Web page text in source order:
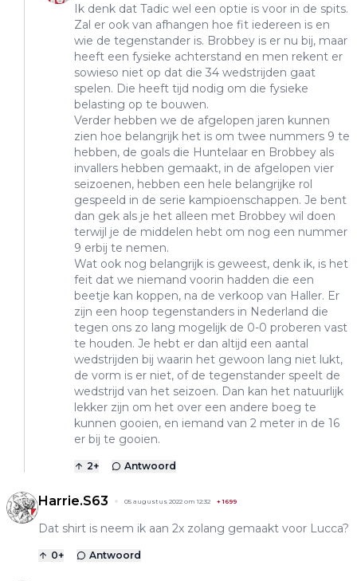
Ik denk dat Tadic wel een optie is voor in de spits.
Zal er ook van afhangen hoe fit iedereen is en
wie de tegenstander is. Brobbey is er nu bij, maar
heeft een fysieke achterstand en men rekent er
sowieso niet op dat die 34 wedstrijden gaat
spelen. Die heeft tijd nodig om die fysieke
belasting op te bouwen.
Verder hebben we de afgelopen jaren kunnen
zien hoe belangrijk het is om twee nummers 9 te
hebben, de goals die Huntelaar en Brobbey als
invallers hebben gemaakt, in de afgelopen vier
seizoenen, hebben een hele belangrijke rol
gespeeld in de serie kampioenschappen. Je bent
dan gek als je het alleen met Brobbey wil doen
terwijl je de middelen hebt om nog een nummer
9 erbij te nemen.
Wat ook nog belangrijk is geweest, denk ik, is het
feit dat we niemand voorin hadden die een
beetje kan koppen, na de verkoop van Haller. Er
zijn een hoop tegenstanders in Nederland die
tegen ons zo lang mogelijk de 0-0 proberen vast
te houden. Je hebt er dan altijd een aantal
wedstrijden bij waarin het gewoon lang niet lukt,
de vorm is er niet, of de tegenstander speelt de
wedstrijd van het seizoen. Dan kan het natuurlijk
lekker zijn om het over een andere boeg te
kunnen gooien, en iemand van 2 meter in de 16
er bij te gooien.
2+ Antwoord
Harrie.S63 05 augustus 2022 om 12:32 +1699
Dat shirt is neem ik aan 2x zolang gemaakt voor Lucca?
0+ Antwoord